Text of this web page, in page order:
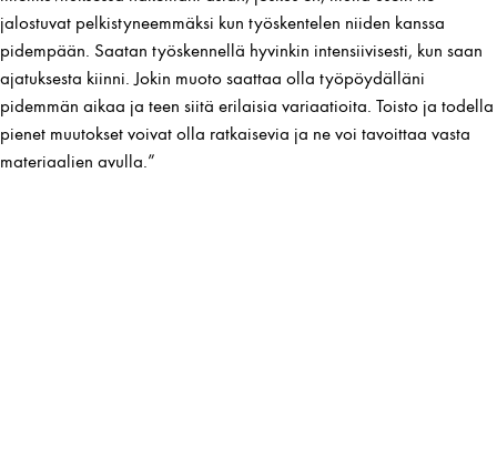
jalostuvat pelkistyneemmäksi kun työskentelen niiden kanssa
pidempään. Saatan työskennellä hyvinkin intensiivisesti, kun saan
ajatuksesta kiinni. Jokin muoto saattaa olla työpöydälläni
pidemmän aikaa ja teen siitä erilaisia variaatioita. Toisto ja todella
pienet muutokset voivat olla ratkaisevia ja ne voi tavoittaa vasta
materiaalien avulla.”